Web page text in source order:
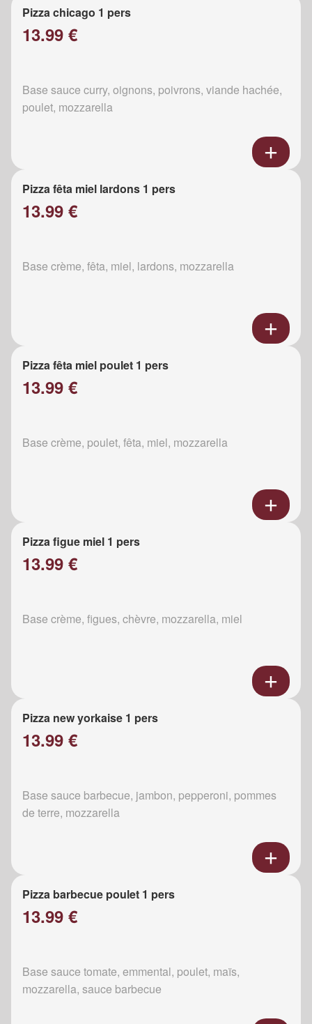
Pizza chicago 1 pers
13.99 €
Base sauce curry, oignons, poivrons, viande hachée,
poulet, mozzarella
Pizza fêta miel lardons 1 pers
13.99 €
Base crème, fêta, miel, lardons, mozzarella
Pizza fêta miel poulet 1 pers
13.99 €
Base crème, poulet, fêta, miel, mozzarella
Pizza figue miel 1 pers
13.99 €
Base crème, figues, chèvre, mozzarella, miel
Pizza new yorkaise 1 pers
13.99 €
Base sauce barbecue, jambon, pepperoni, pommes
de terre, mozzarella
Pizza barbecue poulet 1 pers
13.99 €
Base sauce tomate, emmental, poulet, maïs,
mozzarella, sauce barbecue